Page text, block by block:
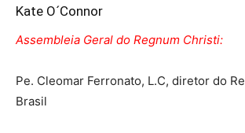
Kate O´Connor
Assembleia Geral do Regnum Christi:
Pe. Cleomar Ferronato, L.C, diretor do
Brasil